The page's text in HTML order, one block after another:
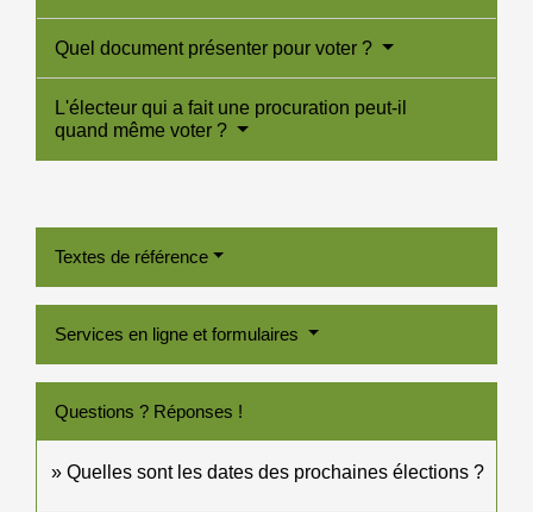
Quel document présenter pour voter ?
L'électeur qui a fait une procuration peut-il
quand même voter ?
Textes de référence
Services en ligne et formulaires
Questions ? Réponses !
Quelles sont les dates des prochaines élections ?